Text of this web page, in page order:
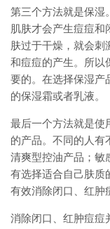
第三个方法就是保湿
肌肤才会产生痘痘和
肤过于干燥，就会刺
和痘痘的产生。所以
要的。在选择保湿产
的保湿霜或者乳液。
最后一个方法就是使
的产品。不同的人有
清爽型控油产品；敏
有选择适合自己肤质
有效消除闭口、红肿
消除闭口、红肿痘痘